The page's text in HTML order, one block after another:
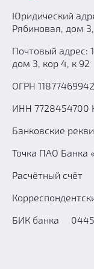
Юридический
Рябиновая, дом
Почтовый адрес:
дом 3, кор 4, к 92
ОГРН
ИНН 7728454700
Банковские
Точка ПАО Банка
Расчётный
БИК банка